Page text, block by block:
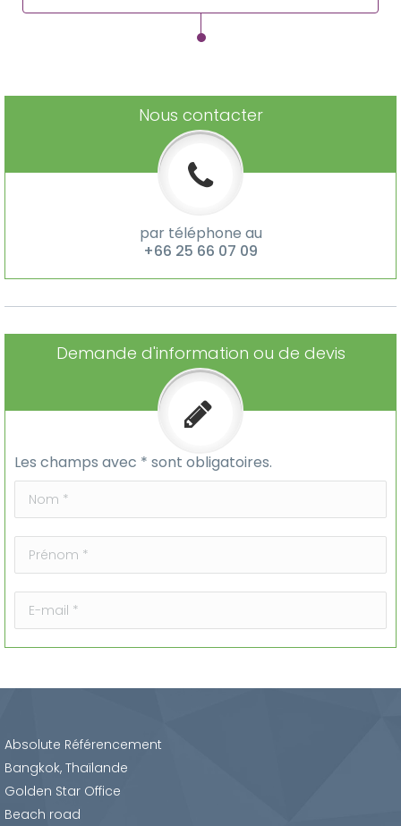
Nous contacter
par téléphone au
+66 25 66 07 09
Demande d'information ou de devis
Les champs avec * sont obligatoires.
Absolute Référencement
Bangkok, Thaïlande
Golden Star Office
Beach road